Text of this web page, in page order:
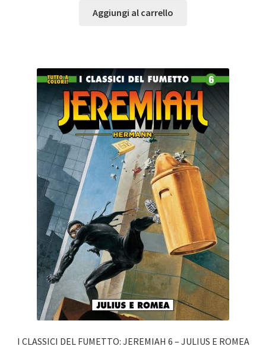
Aggiungi al carrello
I CLASSICI DEL FUMETTO: JEREMIAH 6 – JULIUS E ROMEA